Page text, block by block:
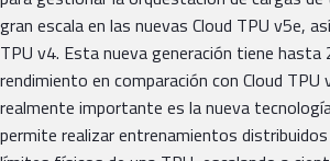
gran escala en las nuevas Cloud TPU v5e,
TPU v4. Esta nueva generación tiene hasta
rendimiento en comparación con Cloud TPU
realmente importante es la nueva
permite realizar entrenamientos